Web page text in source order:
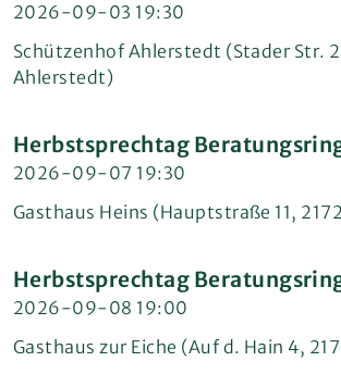
2026-09-03 19:30
Schützenhof Ahlerstedt (Stader Str.
Ahlerstedt)
Herbstsprechtag
2026-09-07 19:30
Gasthaus Heins (Hauptstraße 11,
Herbstsprechtag
2026-09-08 19:00
Gasthaus zur Eiche (Auf d. Hain 4,